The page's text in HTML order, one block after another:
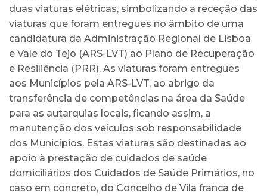
duas viaturas elétricas, simbolizando a receção das
viaturas que foram entregues no âmbito de uma
candidatura da Administração Regional de Lisboa
e Vale do Tejo (ARS-LVT) ao Plano de Recuperação
e Resiliência (PRR). As viaturas foram entregues
aos Municípios pela ARS-LVT, ao abrigo da
transferência de competências na área da Saúde
para as autarquias locais, ficando assim, a
manutenção dos veículos sob responsabilidade
dos Municípios. Estas viaturas são destinadas ao
apoio à prestação de cuidados de saúde
domiciliários dos Cuidados de Saúde Primários, no
caso em concreto, do Concelho de Vila franca de